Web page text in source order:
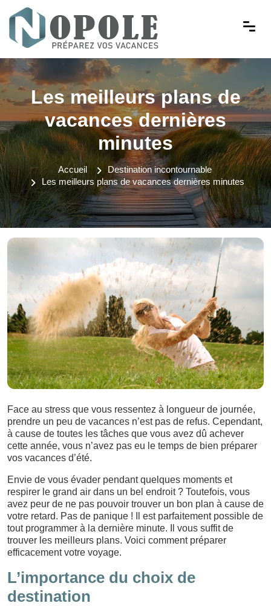
Les meilleurs plans de
vacances dernières
minutes
Accueil
Destination incontournable
Les meilleurs plans de vacances dernières minutes
Face au stress que vous ressentez à longueur de journée,
prendre un peu de vacances n’est pas de refus. Cependant,
à cause de toutes les tâches que vous avez dû achever
cette année, vous n’avez pas eu le temps de bien préparer
vos vacances d’été.
Envie de vous évader pendant quelques moments et
respirer le grand air dans un bel endroit ? Toutefois, vous
avez peur de ne pas pouvoir trouver un bon plan à cause de
votre retard. Pas de panique ! Il est parfaitement possible de
tout programmer à la dernière minute. Il vous suffit de
trouver les meilleurs plans. Voici comment préparer
efficacement votre voyage.
L’importance du choix de
destination